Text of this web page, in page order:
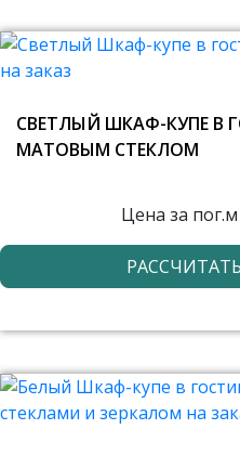
СВЕТЛЫЙ ШКАФ-КУПЕ В
МАТОВЫМ СТЕКЛОМ
Цена за